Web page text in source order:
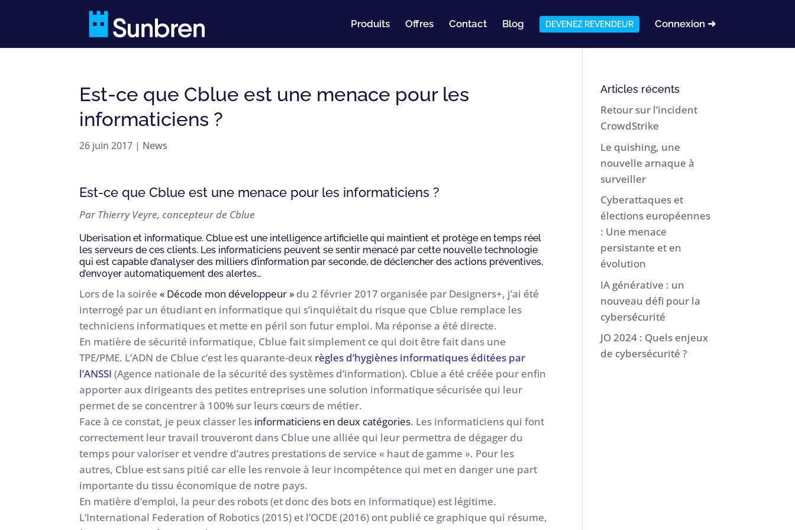
Produits Offres Contact Blog DEVENEZ REVENDEUR Connexion ➜
Est-ce que Cblue est une menace pour les
informaticiens ?
26 juin 2017 | News
Est-ce que Cblue est une menace pour les informaticiens ?
Par Thierry Veyre, concepteur de Cblue
Uberisation et informatique. Cblue est une intelligence artificielle qui maintient et protège en temps réel
les serveurs de ces clients. Les informaticiens peuvent se sentir menacé par cette nouvelle technologie
qui est capable d’analyser des milliers d’information par seconde, de déclencher des actions préventives,
d’envoyer automatiquement des alertes…
Lors de la soirée« Décode mon développeur » du 2 février 2017 organisée par Designers+, j’ai été
interrogé par un étudiant en informatique qui s’inquiétait du risque que Cblue remplace les
techniciens informatiques et mette en péril son futur emploi. Ma réponse a été directe.
En matière de sécurité informatique, Cblue fait simplement ce qui doit être fait dans une
TPE/PME. L’ADN de Cblue c’est les quarante-deux règles d’hygiènes informatiques éditées par
l’ANSSI (Agence nationale de la sécurité des systèmes d’information). Cblue a été créée pour enfin
apporter aux dirigeants des petites entreprises une solution informatique sécurisée qui leur
permet de se concentrer à 100% sur leurs cœurs de métier.
Face à ce constat, je peux classer les informaticiens en deux catégories. Les informaticiens qui font
correctement leur travail trouveront dans Cblue une alliée qui leur permettra de dégager du
temps pour valoriser et vendre d’autres prestations de service « haut de gamme ». Pour les
autres, Cblue est sans pitié car elle les renvoie à leur incompétence qui met en danger une part
importante du tissu économique de notre pays.
En matière d’emploi, la peur des robots (et donc des bots en informatique) est légitime.
L’International Federation of Robotics (2015) et l’OCDE (2016) ont publié ce graphique qui résume,
Articles récents
Retour sur l’incident
CrowdStrike
Le quishing, une
nouvelle arnaque à
surveiller
Cyberattaques et
élections européennes
: Une menace
persistante et en
évolution
IA générative : un
nouveau défi pour la
cybersécurité
JO 2024 : Quels enjeux
de cybersécurité ?